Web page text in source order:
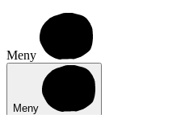
Meny
Meny